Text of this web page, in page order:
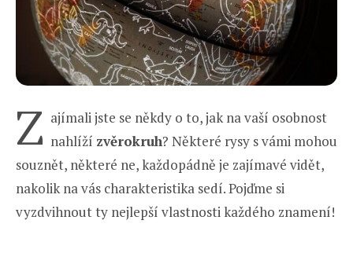
Z ajímali jste se někdy o to, jak na vaší osobnost
nahlíží zvěrokruh? Některé rysy s vámi mohou
souznět, některé ne, každopádně je zajímavé vidět,
nakolik na vás charakteristika sedí. Pojďme si
vyzdvihnout ty nejlepší vlastnosti každého znamení!